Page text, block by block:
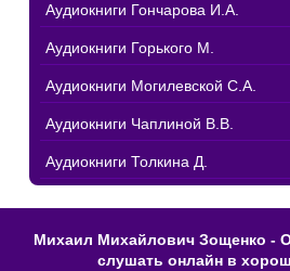
Аудиокниги Гончарова И.А.
Аудиокниги Горького М.
Аудиокниги Могилевской С.А.
Аудиокниги Чаплиной В.В.
Аудиокниги Толкина Д.
Михаил Михайлович Зощенко -
слушать онлайн в